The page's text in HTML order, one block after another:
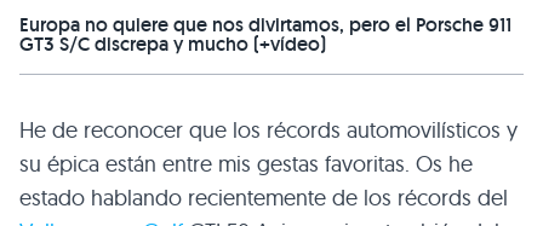
Europa no quiere que nos divirtamos, pero el Porsche 911
GT3 S/C discrepa y mucho (+vídeo)
He de reconocer que los récords automovilísticos y
su épica están entre mis gestas favoritas. Os he
estado hablando recientemente de los récords del